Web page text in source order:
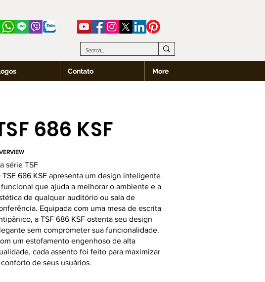
Contato More
686 KSF
série TSF
TSF 686 KSF apresenta um design inteligente
que ajuda a melhorar o ambiente e a
de qualquer auditório ou sala de
Equipada com uma mesa de escrita
a TSF 686 KSF ostenta seu design
sem comprometer sua funcionalidade.
um estofamento engenhoso de alta
cada assento foi feito para maximizar
de seus usuários.